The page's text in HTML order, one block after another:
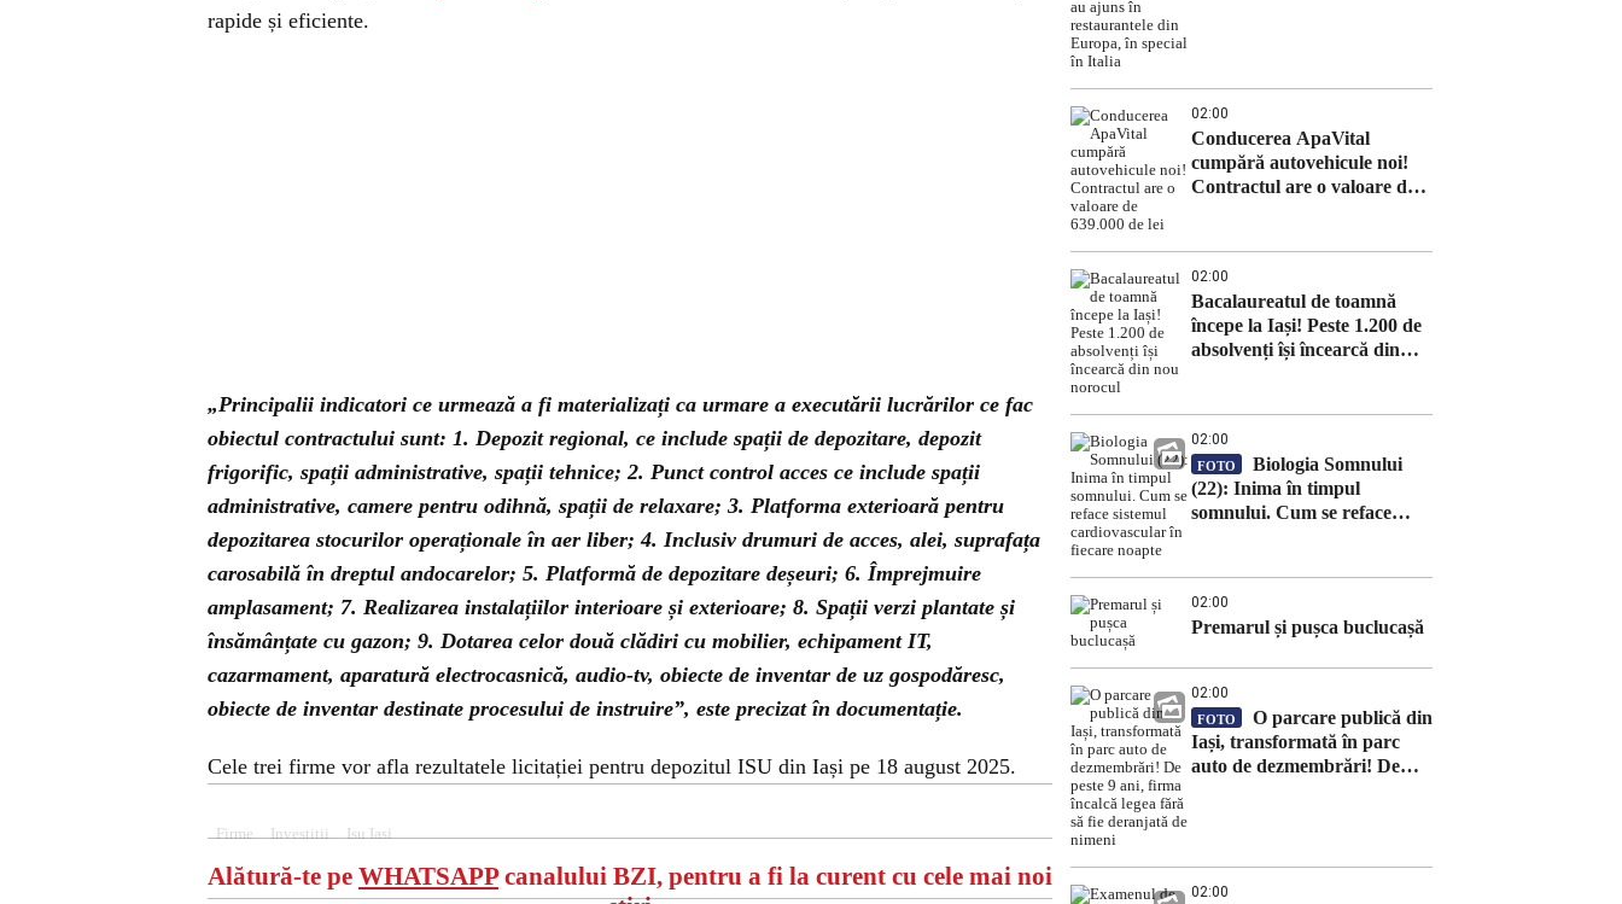
rapide și eficiente.
„Principalii indicatori ce urmează a fi materializați ca urmare a executării lucrărilor ce fac
obiectul contractului sunt: 1. Depozit regional, ce include spații de depozitare, depozit
frigorific, spații administrative, spații tehnice; 2. Punct control acces ce include spații
administrative, camere pentru odihnă, spații de relaxare; 3. Platforma exterioară pentru
depozitarea stocurilor operaționale în aer liber; 4. Inclusiv drumuri de acces, alei, suprafața
carosabilă în dreptul andocarelor; 5. Platformă de depozitare deșeuri; 6. Împrejmuire
amplasament; 7. Realizarea instalațiilor interioare și exterioare; 8. Spații verzi plantate și
însămânțate cu gazon; 9. Dotarea celor două clădiri cu mobilier, echipament IT,
cazarmament, aparatură electrocasnică, audio-tv, obiecte de inventar de uz gospodăresc,
obiecte de inventar destinate procesului de instruire”, este precizat în documentație.
Cele trei firme vor afla rezultatele licitației pentru depozitul ISU din Iași pe 18 august 2025.
Firme Investitii Isu Iasi
Alătură-te pe WHATSAPPcanalului BZI, pentru a fi la curent cu cele mai noi
02:00
Conducerea ApaVital
cumpără autovehicule noi!
Contractul are o valoare de
02:00
Bacalaureatul de toamnă
începe la Iași! Peste 1.200 de
absolvenți își încearcă din
02:00
FOTO
Biologia Somnului
(22): Inima în timpul
somnului. Cum se reface
02:00
Premarul și pușca buclucașă
02:00
FOTO
O parcare publică din
Iași, transformată în parc
auto de dezmembrări! De
02:00